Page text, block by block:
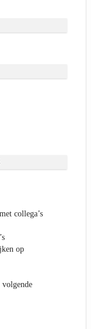
collega’s
op
volgende